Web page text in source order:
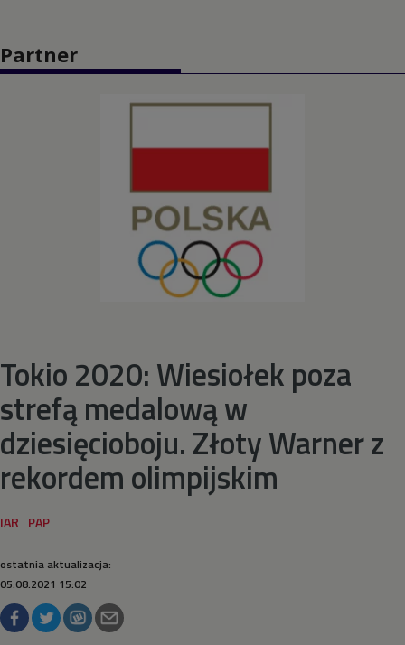
Piłka nożna
Piłka wodna
Podnoszenie ciężarów
Rugby
Skateboarding
Partner
Tokio 2020: Wiesiołek poza
strefą medalową w
dziesięcioboju. Złoty Warner z
rekordem olimpijskim
ostatnia aktualizacja:
05.08.2021 15:02